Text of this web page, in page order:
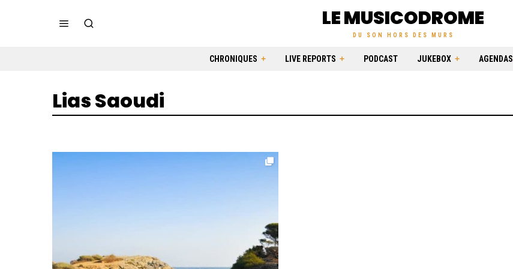
LE MUSICODROME
DU SON HORS DES MURS
CHRONIQUES LIVE REPORTS PODCAST JUKEBOX AGENDAS
Lias Saoudi